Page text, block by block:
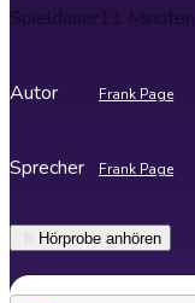
Spieldauer11 Minuten
Autor Frank Page
Sprecher Frank Page
Hörprobe anhören